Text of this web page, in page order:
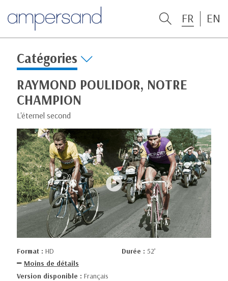
FR EN
Catégories
RAYMOND POULIDOR, NOTRE
CHAMPION
L'éternel second
Format : HD Durée : 52’
Moins de détails
Version disponible : Français